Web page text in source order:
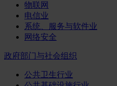
物联网
电信业
系统、服务与软件业
网络安全
政府部门与社会组织
公共卫生行业